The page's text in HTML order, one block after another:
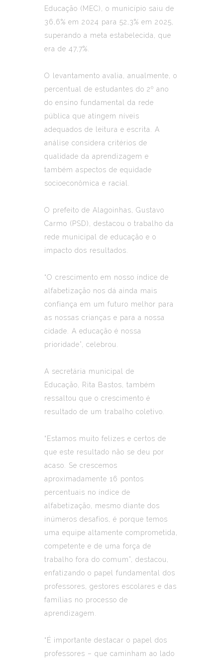
Educação (MEC)
, o município saiu de
36,6% em 2024 para 52,3% em 2025,
superando a meta estabelecida, que
era de 47,7%.
O levantamento avalia, anualmente, o
percentual de estudantes do 2º ano
do ensino fundamental da rede
pública que atingem níveis
adequados de leitura e escrita. A
análise considera critérios de
qualidade da aprendizagem e
também aspectos de equidade
socioeconômica e racial.
O prefeito de Alagoinhas, Gustavo
Carmo (PSD)
, destacou o trabalho da
rede municipal de educação e o
impacto dos resultados.
“O crescimento em nosso índice de
alfabetização nos dá ainda mais
confiança em um futuro melhor para
as nossas crianças e para a nossa
cidade. A educação é nossa
prioridade”, celebrou.
A secretária municipal de
Educação, Rita Bastos, também
ressaltou que o crescimento é
resultado de um trabalho coletivo.
“Estamos muito felizes e certos de
que este resultado não se deu por
acaso. Se crescemos
aproximadamente 16 pontos
percentuais no índice de
alfabetização, mesmo diante dos
inúmeros desafios, é porque temos
uma equipe altamente comprometida,
competente e de uma força de
trabalho fora do comum”, destacou,
enfatizando o papel fundamental dos
professores, gestores escolares e das
famílias no processo de
aprendizagem.
“É importante destacar o papel dos
professores – que caminham ao lado